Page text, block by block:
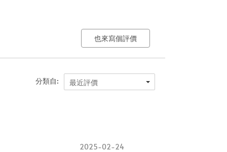
也來寫個評價
分類自: 最近評價
2025-02-24